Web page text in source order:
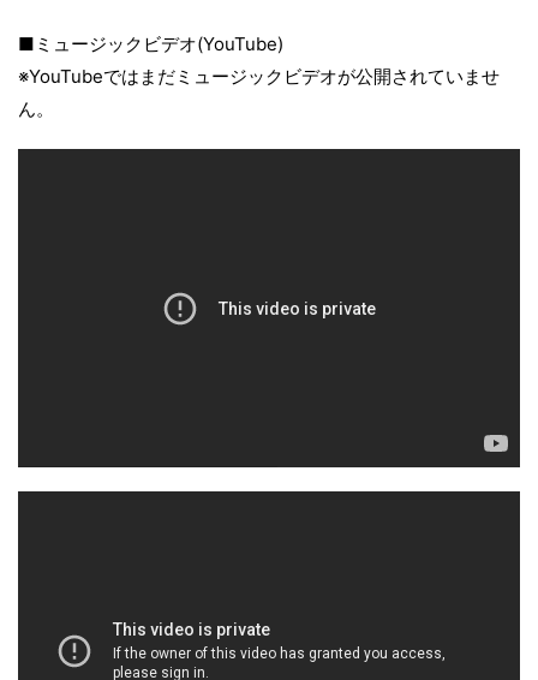
■ミュージックビデオ(YouTube)
※YouTubeではまだミュージックビデオが公開されていませ
ん。